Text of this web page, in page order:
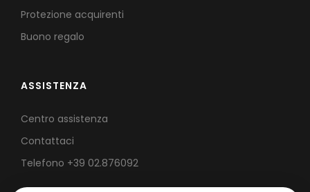
Protezione acquirenti
Buono regalo
ASSISTENZA
Centro assistenza
Contattaci
Telefono +39 02.876092